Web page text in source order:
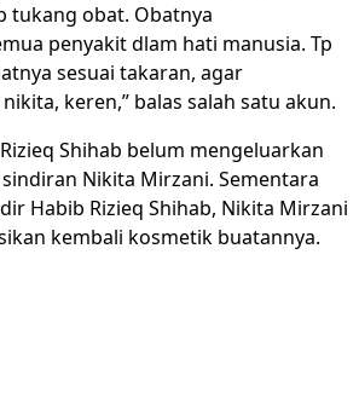
tukang obat. Obatnya
penyakit dlam hati manusia. Tp
sesuai takaran, agar
keren,” balas salah satu akun.
Shihab belum mengeluarkan
Nikita Mirzani. Sementara
Habib Rizieq Shihab, Nikita Mirzani
kembali kosmetik buatannya.